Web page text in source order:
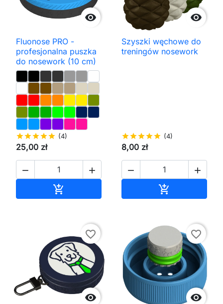

Fluonose PRO -
profesjonalna puszka
do nosework (10 cm)
starstarstarstarstar (4)
25,00 zł
 


Szyszki węchowe do
treningów nosework
starstarstarstarstar (4)
8,00 zł
 


favorite_border

favorite_border